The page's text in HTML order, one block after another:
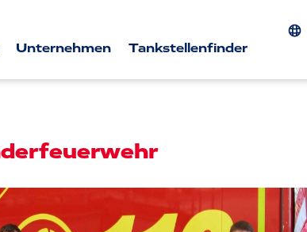
Unternehmen Tankstellenfinder